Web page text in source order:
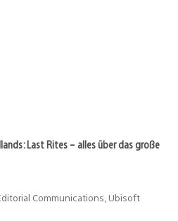
Last Rites – alles über das große
Communications, Ubisoft